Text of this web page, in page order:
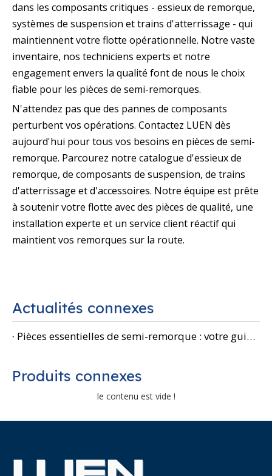
dans les composants critiques - essieux de remorque,
systèmes de suspension et trains d'atterrissage - qui
maintiennent votre flotte opérationnelle. Notre vaste
inventaire, nos techniciens experts et notre
engagement envers la qualité font de nous le choix
fiable pour les pièces de semi-remorques.
N'attendez pas que des pannes de composants
perturbent vos opérations. Contactez LUEN dès
aujourd'hui pour tous vos besoins en pièces de semi-
remorque. Parcourez notre catalogue d'essieux de
remorque, de composants de suspension, de trains
d'atterrissage et d'accessoires. Notre équipe est prête
à soutenir votre flotte avec des pièces de qualité, une
installation experte et un service client réactif qui
maintient vos remorques sur la route.
Actualités connexes
Pièces essentielles de semi-remorque : votre guide d'entretien complet
Produits connexes
le contenu est vide !